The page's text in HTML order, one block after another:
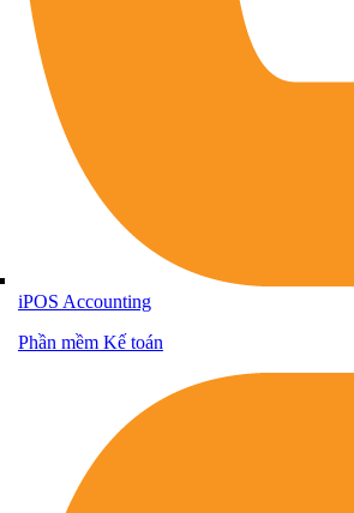
iPOS Accounting
Phần mềm Kế toán